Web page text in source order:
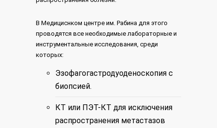
В Медициснком центре им. Рабина для этого
проводятся все необходимые лабораторные и
инструментальные исследования, среди
которых:
Эзофагогастродуоденоскопия с
биопсией.
КТ или ПЭТ-КТ для исключения
распространения метастазов